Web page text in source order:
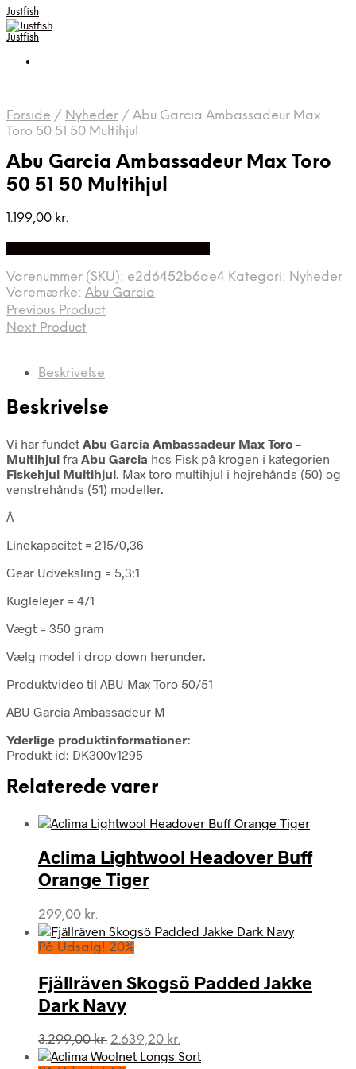
Justfish
Justfish
Forside / Nyheder / Abu Garcia Ambassadeur Max
Toro 50 51 50 Multihjul
Abu Garcia Ambassadeur Max Toro
50 51 50 Multihjul
1.199,00 kr.
Varenummer (SKU): e2d6452b6ae4 Kategori: Nyheder
Varemærke: Abu Garcia
Previous Product
Next Product
Beskrivelse
Beskrivelse
Vi har fundet Abu Garcia Ambassadeur Max Toro –
Multihjul fra Abu Garcia hos Fisk på krogen i kategorien
Fiskehjul Multihjul. Max toro multihjul i højrehånds (50) og
venstrehånds (51) modeller.
Â
Linekapacitet = 215/0,36
Gear Udveksling = 5,3:1
Kuglelejer = 4/1
Vægt = 350 gram
Vælg model i drop down herunder.
Produktvideo til ABU Max Toro 50/51
ABU Garcia Ambassadeur M
Yderlige produktinformationer:
Produkt id: DK300v1295
Relaterede varer
Aclima Lightwool Headover Buff
Orange Tiger
299,00 kr.
På Udsalg! 20%
Fjällräven Skogsö Padded Jakke
Dark Navy
3.299,00kr. Den
oprindelige
2.639,20 kr.
aktuelle